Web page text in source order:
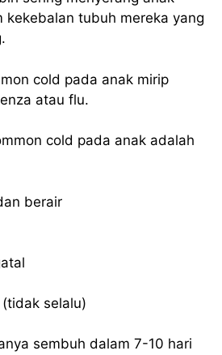
kekebalan tubuh mereka yang
cold pada anak mirip
atau flu.
cold pada anak adalah
berair
selalu)
sembuh dalam 7-10 hari